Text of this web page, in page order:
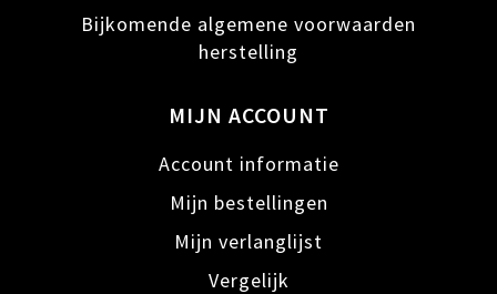
Bijkomende algemene voorwaarden
herstelling
MIJN ACCOUNT
Account informatie
Mijn bestellingen
Mijn verlanglijst
Vergelijk